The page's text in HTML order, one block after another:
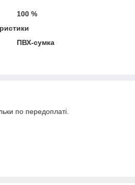
100 %
ПВХ-сумка
по передоплаті.